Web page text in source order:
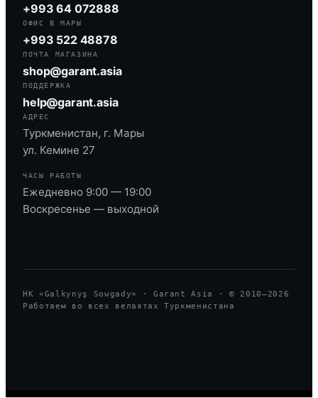
+993 64 072888
ОФИС В МАРЫ
+993 522 48878
ПОЧТА МАГАЗИНА
shop@garant.asia
ПОДДЕРЖКА
help@garant.asia
АДРЕС
Туркменистан, г. Мары
ул. Кемине 27
ЧАСЫ РАБОТЫ
Ежедневно 9:00 — 19:00
Воскресенье — выходной
HK «Galkynyş Sowgady» · Garant Asia · © 2010—2026
Работаем во всех велаятах Туркменистана